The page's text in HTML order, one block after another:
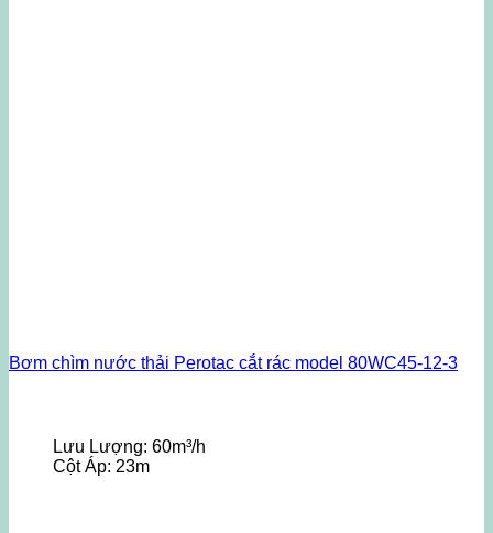
Bơm chìm nước thải Perotac cắt rác model 80WC45-12-3
Lưu Lượng: 60m³/h
Cột Áp: 23m